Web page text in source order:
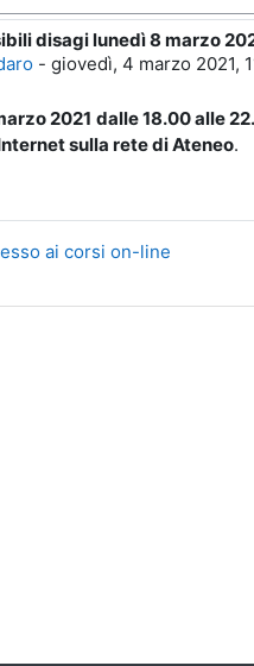
disagi lunedì 8 marzo
- giovedì, 4 marzo 2021,
0
2021 dalle 18.00 alle
sulla rete di Ateneo.
ai corsi on-line